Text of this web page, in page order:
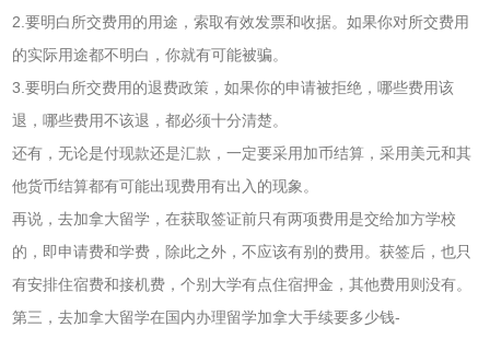
2.要明白所交费用的用途，索取有效发票和收据。如果你对所交费用
的实际用途都不明白，你就有可能被骗。
3.要明白所交费用的退费政策，如果你的申请被拒绝，哪些费用该
退，哪些费用不该退，都必须十分清楚。
还有，无论是付现款还是汇款，一定要采用加币结算，采用美元和其
他货币结算都有可能出现费用有出入的现象。
再说，去加拿大留学，在获取签证前只有两项费用是交给加方学校
的，即申请费和学费，除此之外，不应该有别的费用。获签后，也只
有安排住宿费和接机费，个别大学有点住宿押金，其他费用则没有。
第三，去加拿大留学在国内办理留学加拿大手续要多少钱-